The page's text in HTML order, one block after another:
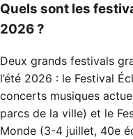
Quels sont les
2026 ?
Deux grands festivals
l’été 2026 : le Festival
concerts musiques
parcs de la ville) et le
Monde (3-4 juillet, 40e